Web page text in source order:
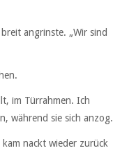
angrinste. „Wir sind
im Türrahmen. Ich
während sie sich anzog.
nackt wieder zurück